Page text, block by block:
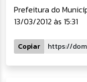
Prefeitura do
13/03/2012 às 15:31
Copiar